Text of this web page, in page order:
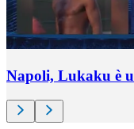
Napoli, Lukaku è